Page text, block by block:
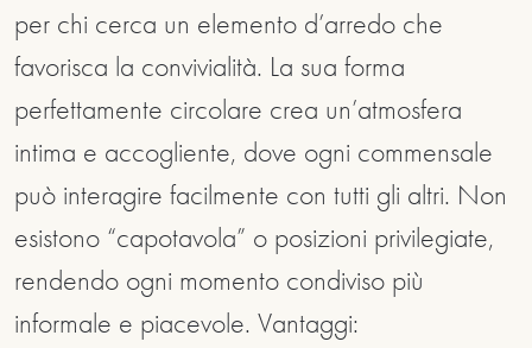
per chi cerca un elemento d’arredo che
favorisca la convivialità. La sua forma
perfettamente circolare crea un’atmosfera
intima e accogliente, dove ogni commensale
può interagire facilmente con tutti gli altri. Non
esistono “capotavola” o posizioni privilegiate,
rendendo ogni momento condiviso più
informale e piacevole. Vantaggi: